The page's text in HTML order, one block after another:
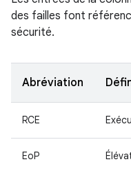
des failles font
sécurité.
Abréviation
RCE
EoP